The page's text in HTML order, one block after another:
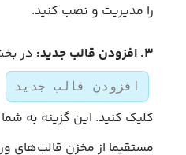
را مدیریت و نصب کنید.
۳. افزودن قالب جدید: در
افزودن قالب جدید
کلیک کنید. این گزینه به
مستقیما از مخزن